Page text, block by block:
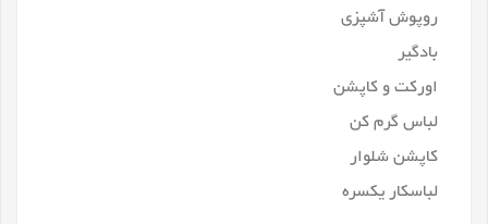
روپوش آشپزی
بادگیر
اورکت و کاپشن
لباس گرم کن
کاپشن شلوار
لباسکار یکسره